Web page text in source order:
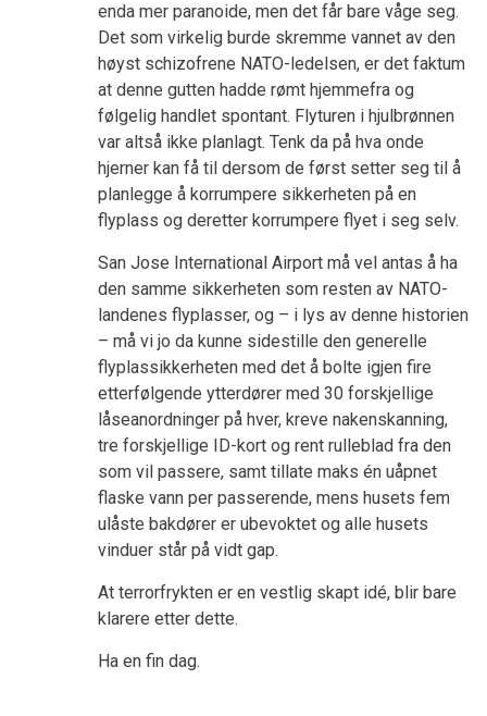
enda mer paranoide, men det får bare våge seg.
Det som virkelig burde skremme vannet av den
høyst schizofrene NATO-ledelsen, er det faktum
at denne gutten hadde rømt hjemmefra og
følgelig handlet spontant. Flyturen i hjulbrønnen
var altså ikke planlagt. Tenk da på hva onde
hjerner kan få til dersom de først setter seg til å
planlegge å korrumpere sikkerheten på en
flyplass og deretter korrumpere flyet i seg selv.
San Jose International Airport må vel antas å ha
den samme sikkerheten som resten av NATO-
landenes flyplasser, og – i lys av denne historien
– må vi jo da kunne sidestille den generelle
flyplassikkerheten med det å bolte igjen fire
etterfølgende ytterdører med 30 forskjellige
låseanordninger på hver, kreve nakenskanning,
tre forskjellige ID-kort og rent rulleblad fra den
som vil passere, samt tillate maks én uåpnet
flaske vann per passerende, mens husets fem
ulåste bakdører er ubevoktet og alle husets
vinduer står på vidt gap.
At terrorfrykten er en vestlig skapt idé, blir bare
klarere etter dette.
Ha en fin dag.